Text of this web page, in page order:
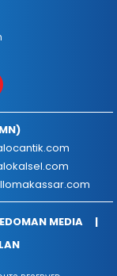
MEDIA